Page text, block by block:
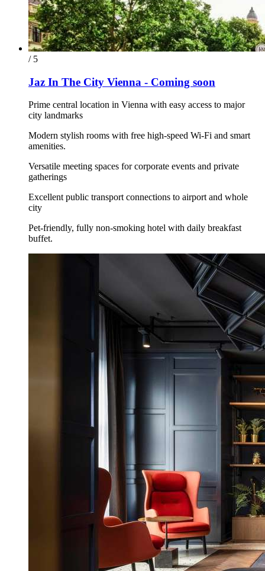
/ 5
Jaz In The City Vienna - Coming soon
Prime central location in Vienna with easy access to major
city landmarks
Modern stylish rooms with free high-speed Wi-Fi and smart
amenities.
Versatile meeting spaces for corporate events and private
gatherings
Excellent public transport connections to airport and whole
city
Pet-friendly, fully non-smoking hotel with daily breakfast
buffet.